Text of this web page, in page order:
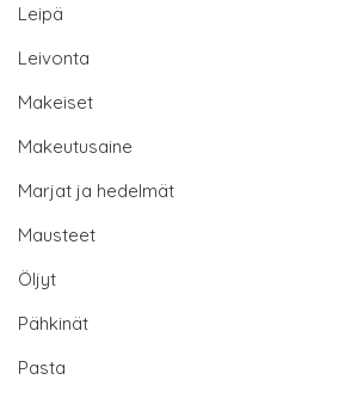
Leipä
Leivonta
Makeiset
Makeutusaine
Marjat ja hedelmät
Mausteet
Öljyt
Pähkinät
Pasta